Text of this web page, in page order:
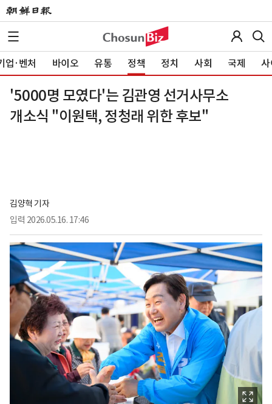
업·벤처 바이오 유통 정책 정치 사회 국제 사
'5000명 모였다'는 김관영 선거사무소
개소식 "이원택, 정청래 위한 후보"
김양혁 기자
입력 2026.05.16. 17:46